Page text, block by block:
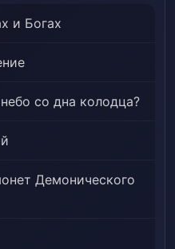
based Social
Technique, Войны,
и Богах
со дна колодца?
Демонического